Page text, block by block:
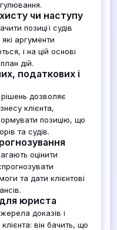
чи наступу
позиції судів
які аргументи
і на цій основі
дій.
податкових і
дозволяє
клієнта,
позицію, що
та судів.
оцінити
та дати клієнтові
для юриста
доказів і
він бачить, що